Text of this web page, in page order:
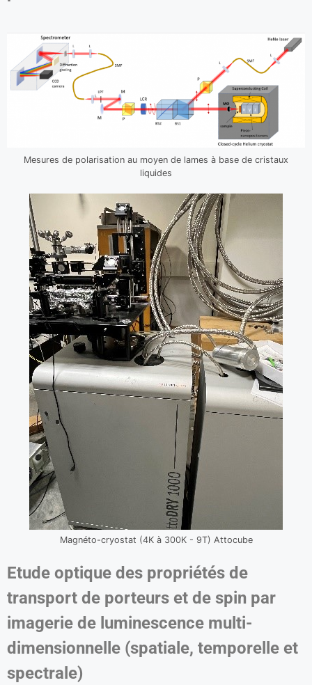
Mesures de polarisation au moyen de lames à base de cristaux
liquides
Magnéto-cryostat (4K à 300K - 9T) Attocube
Etude optique des propriétés de
transport de porteurs et de spin par
imagerie de luminescence multi-
dimensionnelle (spatiale, temporelle et
spectrale)